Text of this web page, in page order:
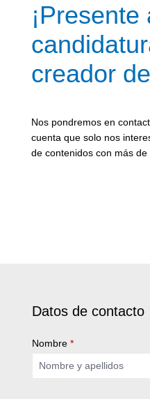
creador
Nos pondremos en
cuenta que solo nos
de contenidos con más
Datos de contacto
Nombre *